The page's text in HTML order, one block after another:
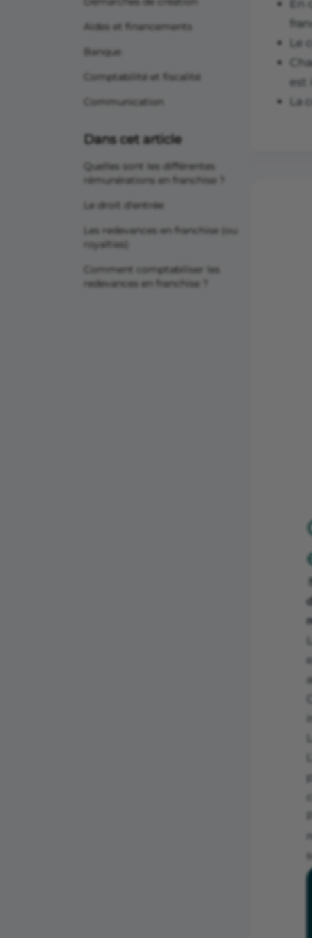
Aides et financements
Banque
Comptabilité et fiscalité
Communication
Dans cet article
Quelles sont les différentes
rémunérations en franchise ?
Le droit d'entrée
Les redevances en franchise (ou
royalties)
Comment comptabiliser les
redevances en franchise ?
Le
est
La